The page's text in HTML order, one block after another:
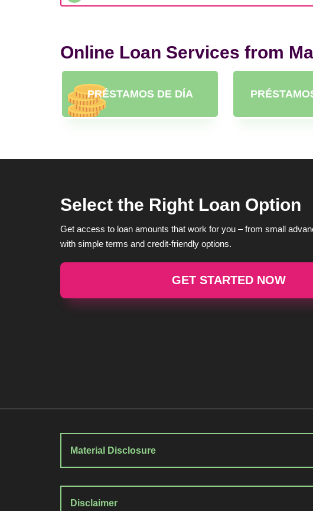
Online Loan Services from
PRÉSTAMOS DE DÍA
Select the Right Loan Option
Get access to loan amounts that work for you – from small
with simple terms and credit-friendly options.
GET STARTED NOW
Material Disclosure
Disclaimer